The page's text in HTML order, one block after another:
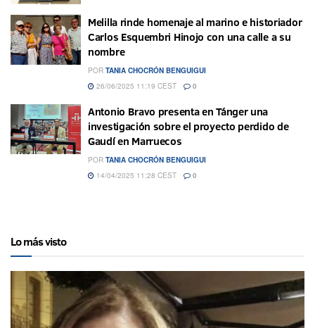
Melilla rinde homenaje al marino e historiador
Carlos Esquembri Hinojo con una calle a su
nombre
POR TANIA CHOCRÓN BENGUIGUI
26/06/2025 11:19 CEST
0
Antonio Bravo presenta en Tánger una
investigación sobre el proyecto perdido de
Gaudí en Marruecos
POR TANIA CHOCRÓN BENGUIGUI
14/04/2025 11:28 CEST
0
Lo más visto